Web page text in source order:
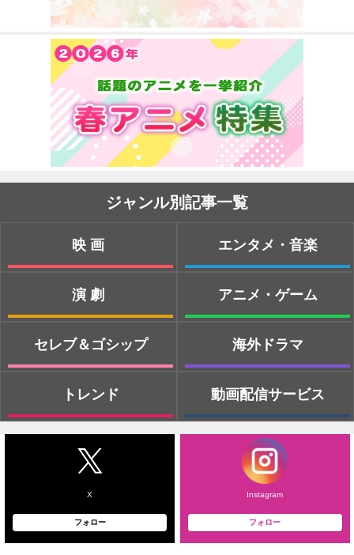
ジャンル別記事一覧
映画
演劇
セレブ＆ゴシップ
トレンド
エンタメ・音楽
アニメ・ゲーム
海外ドラマ
動画配信サービス
X
フォロー
Instagram
フォロー